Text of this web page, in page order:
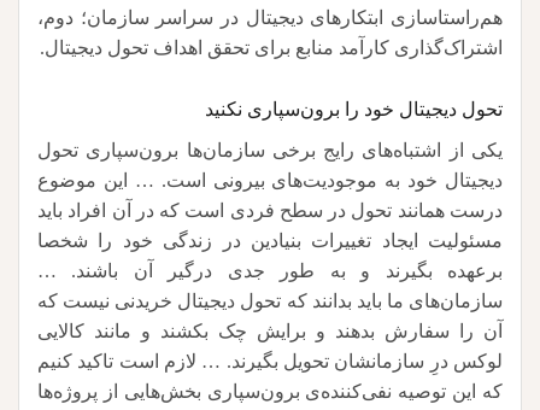
هم‌راستا‌سازی ابتکارهای دیجیتال در سراسر سازمان؛ دوم،
اشتراک‌گذاری کارآمد منابع برای تحقق اهداف تحول دیجیتال.
تحول دیجیتال خود را برون‌سپاری نکنید
یکی از اشتباه‌های رایج برخی سازمان‌ها برون‌سپاری تحول
دیجیتال خود به موجودیت‌های بیرونی است. … این موضوع
درست همانند تحول در سطح فردی است که در آن افراد باید
مسئولیت ایجاد تغییرات بنیادین در زندگی خود را شخصا
برعهده بگیرند و به طور جدی درگیر آن باشند. …
سازمان‌های ما باید بدانند که تحول دیجیتال خریدنی نیست که
آن را سفارش بدهند و برایش چک بکشند و مانند کالایی
لوکس درِ سازمانشان تحویل بگیرند. … لازم است تاکید کنیم
که این توصیه نفی‌کننده‌ی برون‌سپاری بخش‌هایی از پروژه‌ها